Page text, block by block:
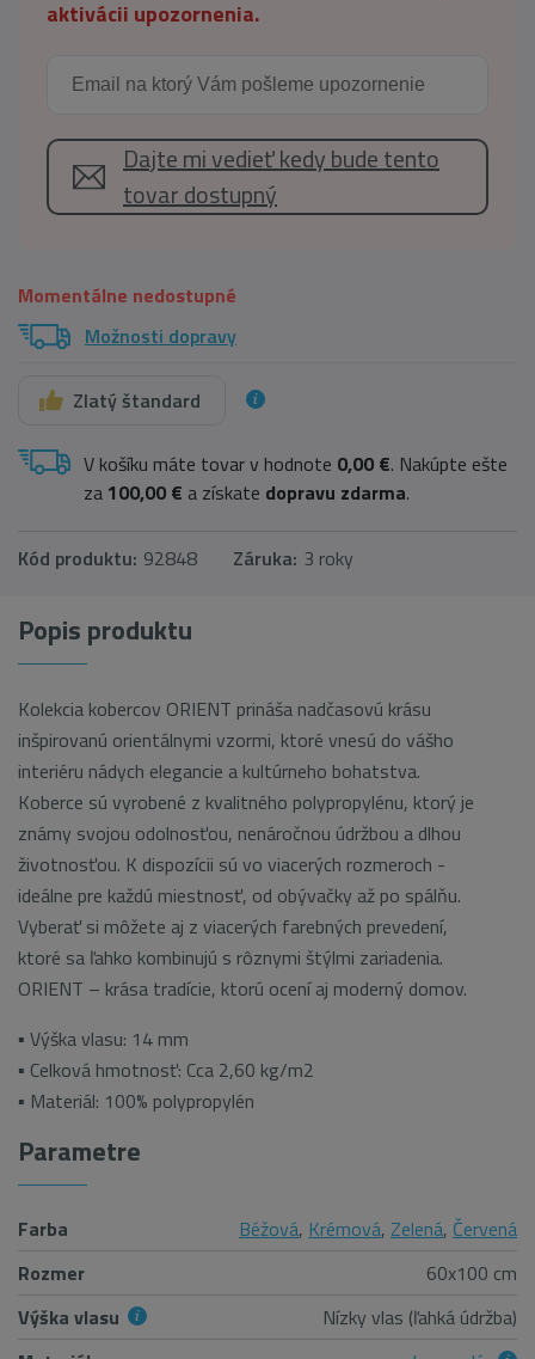
aktivácii upozornenia.
Dajte mi vedieť kedy bude tento
tovar dostupný
Momentálne nedostupné
Možnosti dopravy
Zlatý štandard
V košíku máte tovar v hodnote 0,00 €. Nakúpte ešte
za 100,00 € a získate dopravu zdarma.
Kód produktu: 92848 Záruka: 3 roky
Popis produktu
Kolekcia kobercov ORIENT prináša nadčasovú krásu
inšpirovanú orientálnymi vzormi, ktoré vnesú do vášho
interiéru nádych elegancie a kultúrneho bohatstva.
Koberce sú vyrobené z kvalitného polypropylénu, ktorý je
známy svojou odolnosťou, nenáročnou údržbou a dlhou
životnosťou. K dispozícii sú vo viacerých rozmeroch -
ideálne pre každú miestnosť, od obývačky až po spálňu.
Vyberať si môžete aj z viacerých farebných prevedení,
ktoré sa ľahko kombinujú s rôznymi štýlmi zariadenia.
ORIENT – krása tradície, ktorú ocení aj moderný domov.
▪ Výška vlasu: 14 mm
▪ Celková hmotnosť: Cca 2,60 kg/m2
▪ Materiál: 100% polypropylén
Parametre
Farba Béžová, Krémová, Zelená, Červená
Rozmer
60x100 cm
Výška vlasu
Nízky vlas (ľahká údržba)